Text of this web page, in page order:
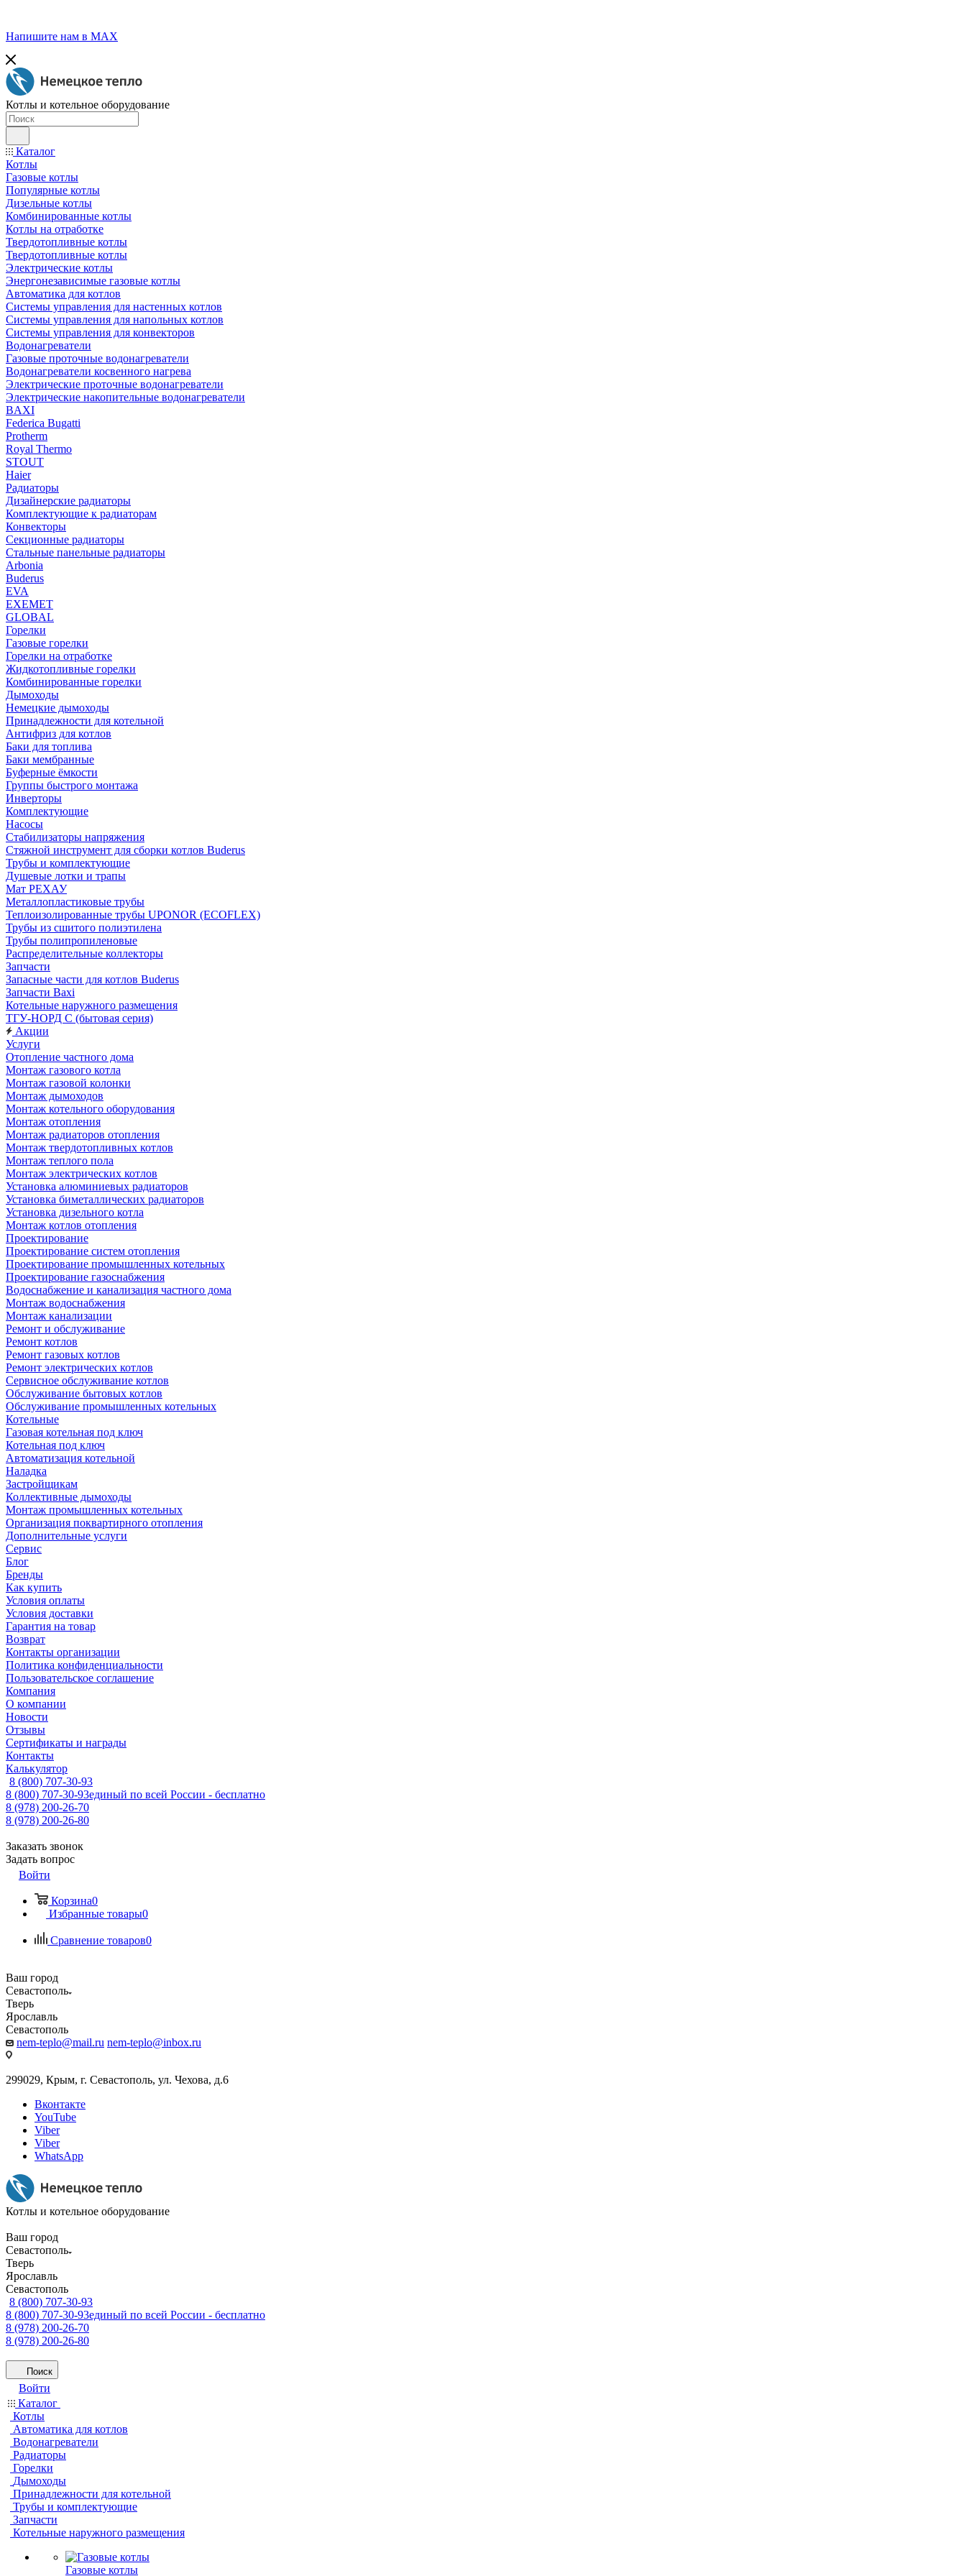
Напишите нам в МАХ
Котлы и котельное оборудование
Каталог
Котлы
Газовые котлы
Популярные котлы
Дизельные котлы
Комбинированные котлы
Котлы на отработке
Твердотопливные котлы
Твердотопливные котлы
Электрические котлы
Энергонезависимые газовые котлы
Автоматика для котлов
Системы управления для настенных котлов
Системы управления для напольных котлов
Системы управления для конвекторов
Водонагреватели
Газовые проточные водонагреватели
Водонагреватели косвенного нагрева
Электрические проточные водонагреватели
Электрические накопительные водонагреватели
BAXI
Federica Bugatti
Protherm
Royal Thermo
STOUT
Haier
Радиаторы
Дизайнерские радиаторы
Комплектующие к радиаторам
Конвекторы
Секционные радиаторы
Стальные панельные радиаторы
Arbonia
Buderus
EVA
EXEMET
GLOBAL
Горелки
Газовые горелки
Горелки на отработке
Жидкотопливные горелки
Комбинированные горелки
Дымоходы
Немецкие дымоходы
Принадлежности для котельной
Антифриз для котлов
Баки для топлива
Баки мембранные
Буферные ёмкости
Группы быстрого монтажа
Инверторы
Комплектующие
Насосы
Стабилизаторы напряжения
Стяжной инструмент для сборки котлов Buderus
Трубы и комплектующие
Душевые лотки и трапы
Мат РЕХАУ
Металлопластиковые трубы
Теплоизолированные трубы UPONOR (ECOFLEX)
Трубы из сшитого полиэтилена
Трубы полипропиленовые
Распределительные коллекторы
Запчасти
Запасные части для котлов Buderus
Запчасти Baxi
Котельные наружного размещения
ТГУ-НОРД С (бытовая серия)
Акции
Услуги
Отопление частного дома
Монтаж газового котла
Монтаж газовой колонки
Монтаж дымоходов
Монтаж котельного оборудования
Монтаж отопления
Монтаж радиаторов отопления
Монтаж твердотопливных котлов
Монтаж теплого пола
Монтаж электрических котлов
Установка алюминиевых радиаторов
Установка биметаллических радиаторов
Установка дизельного котла
Монтаж котлов отопления
Проектирование
Проектирование систем отопления
Проектирование промышленных котельных
Проектирование газоснабжения
Водоснабжение и канализация частного дома
Монтаж водоснабжения
Монтаж канализации
Ремонт и обслуживание
Ремонт котлов
Ремонт газовых котлов
Ремонт электрических котлов
Сервисное обслуживание котлов
Обслуживание бытовых котлов
Обслуживание промышленных котельных
Котельные
Газовая котельная под ключ
Котельная под ключ
Автоматизация котельной
Наладка
Застройщикам
Коллективные дымоходы
Монтаж промышленных котельных
Организация поквартирного отопления
Дополнительные услуги
Сервис
Блог
Бренды
Как купить
Условия оплаты
Условия доставки
Гарантия на товар
Возврат
Контакты организации
Политика конфиденциальности
Пользовательское соглашение
Компания
О компании
Новости
Отзывы
Сертификаты и награды
Контакты
Калькулятор
8 (800) 707-30-93
8 (800) 707-30-93единый по всей России - бесплатно
8 (978) 200-26-70
8 (978) 200-26-80
Заказать звонок
Задать вопрос
Войти
Корзина0
Избранные товары0
Сравнение товаров0
Ваш город
Севастополь
Тверь
Ярославль
Севастополь
nem-teplo@mail.ru nem-teplo@inbox.ru
299029, Крым, г. Севастополь, ул. Чехова, д.6
Вконтакте
YouTube
Viber
Viber
WhatsApp
Котлы и котельное оборудование
Ваш город
Севастополь
Тверь
Ярославль
Севастополь
8 (800) 707-30-93
8 (800) 707-30-93единый по всей России - бесплатно
8 (978) 200-26-70
8 (978) 200-26-80
Поиск
Войти
Каталог
Котлы
Автоматика для котлов
Водонагреватели
Радиаторы
Горелки
Дымоходы
Принадлежности для котельной
Трубы и комплектующие
Запчасти
Котельные наружного размещения
Газовые котлы